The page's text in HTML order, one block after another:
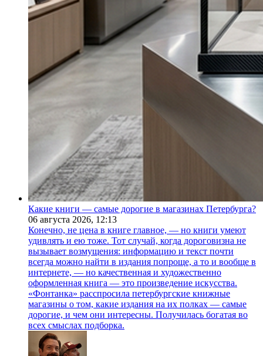
Какие книги — самые дорогие в магазинах Петербурга?
06 августа 2026, 12:13
Конечно, не цена в книге главное, — но книги умеют
удивлять и ею тоже. Тот случай, когда дороговизна не
вызывает возмущения: информацию и текст почти
всегда можно найти в издания попроще, а то и вообще в
интернете, — но качественная и художественно
оформленная книга — это произведение искусства.
«Фонтанка» расспросила петербургские книжные
магазины о том, какие издания на их полках — самые
дорогие, и чем они интересны. Получилась богатая во
всех смыслах подборка.